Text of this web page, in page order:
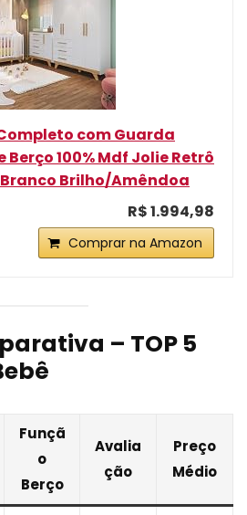
com Guarda
Berço 100% Mdf Jolie Retrô
Branco Brilho/Amêndoa
R$ 1.994,98
Comprar na Amazon
– TOP 5
Funçã
o
Berço
Avalia
ção
Preço
Médio